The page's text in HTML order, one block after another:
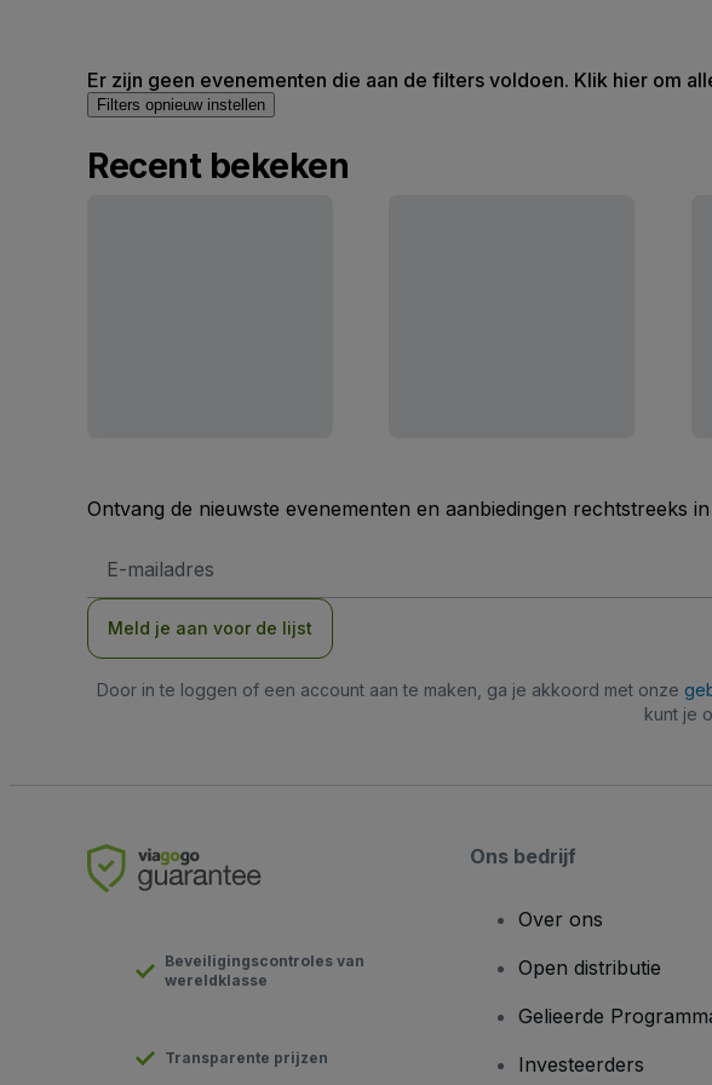
Er zijn geen evenementen die aan de filters voldoen. Klik hier om
Filters opnieuw instellen
Recent bekeken
Ontvang de nieuwste evenementen en aanbiedingen rechtstreeks
mailadres
Meld je aan voor de lijst
Door in te loggen of een account aan te maken, ga je akkoord met onze
kunt je
Beveiligingscontroles van
wereldklasse
Transparente prijzen
Ons bedrijf
Over ons
Open distributie
Gelieerde
Investeerders